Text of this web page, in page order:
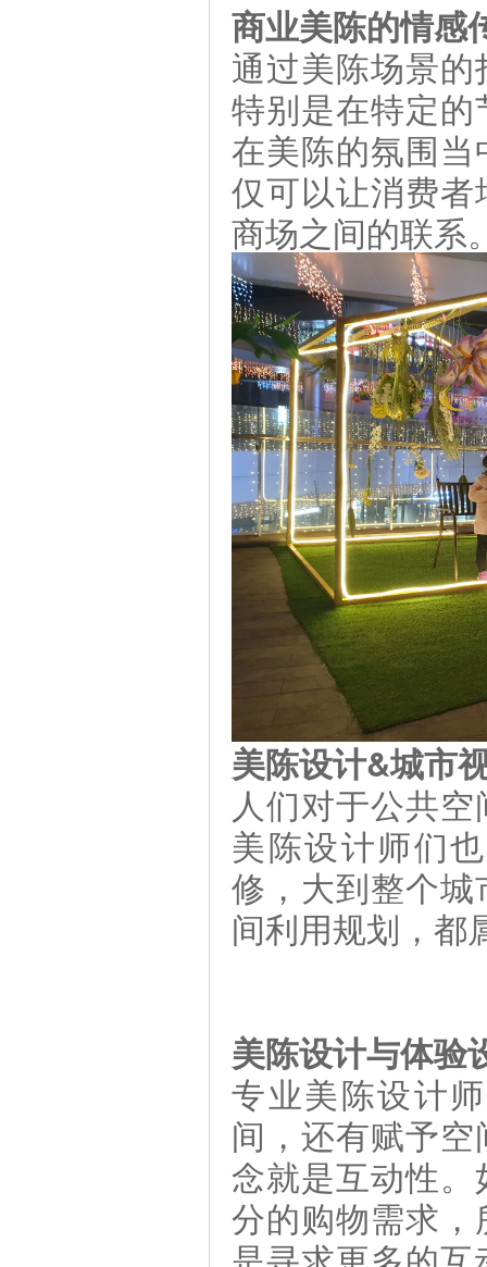
商业美陈的情感
通过美陈场景
特别是在特定
在美陈的氛围
仅可以让消费
商场之间的联系
美陈设计&城市
人们对于公共
美陈设计师们
修，大到整个
间利用规划，都
美陈设计与体验
专业美陈设计
间，还有赋予
念就是互动性
分的购物需求